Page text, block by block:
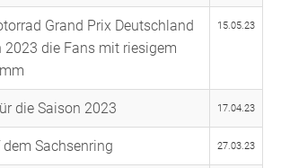
Grand Prix Deutschland
2023 die Fans mit riesigem
15.05.23
die Saison 2023 17.04.23
Sachsenring 27.03.23